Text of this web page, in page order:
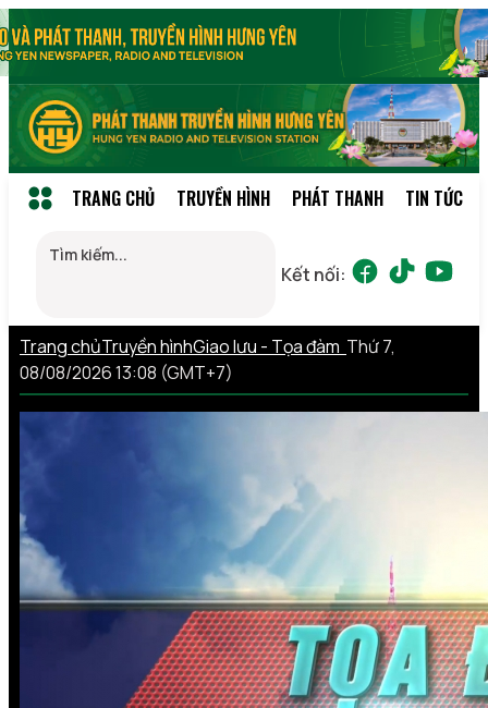
TRANG CHỦ TRUYỀN HÌNH PHÁT THANH TIN TỨC
Kết nối:
Trang chủTruyền hìnhGiao lưu - Tọa đàm Thứ 7,
08/08/2026 13:08 (GMT+7)